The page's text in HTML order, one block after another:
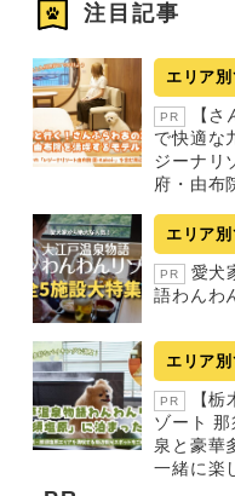
注目記事
エリア
PR
【さ
で快適な
ジーナリ
府・由布
エリア
PR
愛犬
語わんわ
エリア
PR
【栃
ゾート
泉と豪華
一緒に楽